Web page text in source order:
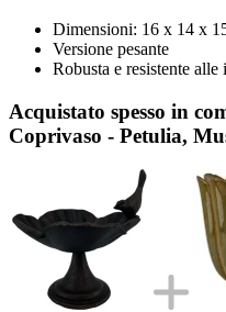
Dimensioni: 16 x 14 x
Versione pesante
Robusta e resistente alle
Acquistato spesso in
Coprivaso - Petulia,